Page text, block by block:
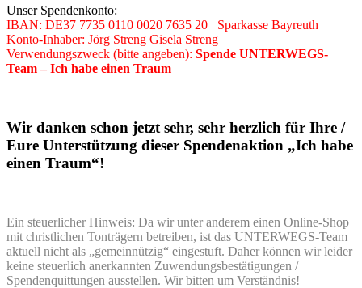
Unser Spendenkonto:
IBAN: DE37 7735 0110 0020 7635 20 Sparkasse Bayreuth
Konto-Inhaber: Jörg Streng Gisela Streng
Verwendungszweck (bitte angeben): Spende UNTERWEGS-
Team – Ich habe einen Traum
Wir danken schon jetzt sehr, sehr herzlich für Ihre /
Eure Unterstützung dieser Spendenaktion „Ich habe
einen Traum“!
Ein steuerlicher Hinweis: Da wir unter anderem einen Online-Shop
mit christlichen Tonträgern betreiben, ist das UNTERWEGS-Team
aktuell nicht als „gemeinnützig“ eingestuft. Daher können wir leider
keine steuerlich anerkannten Zuwendungsbestätigungen /
Spendenquittungen ausstellen. Wir bitten um Verständnis!